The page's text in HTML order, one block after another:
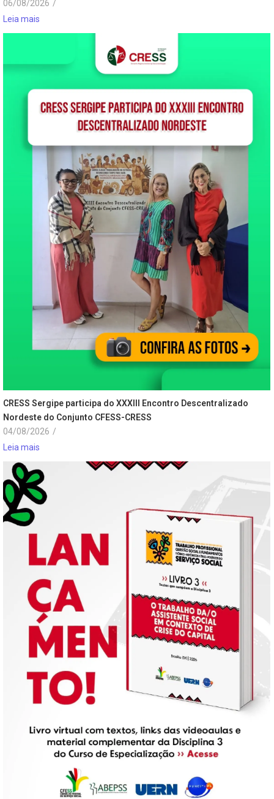
06/08/2026 /
Leia mais
CRESS Sergipe participa do XXXIII Encontro Descentralizado
Nordeste do Conjunto CFESS-CRESS
04/08/2026 /
Leia mais